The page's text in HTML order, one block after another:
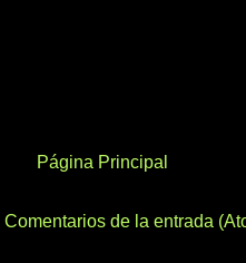
Página Principal
Comentarios de la entrada